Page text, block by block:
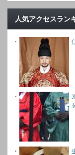
人気アクセスラン